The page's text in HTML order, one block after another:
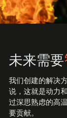
制药
发电
三二一研
未来需要
我们创建的解决
说，这就是动力
过深思熟虑的高
要贡献。